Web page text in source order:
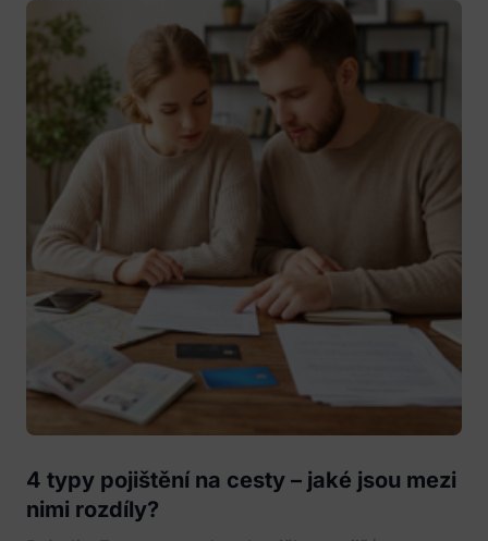
4 typy pojištění na cesty – jaké jsou mezi
nimi rozdíly?